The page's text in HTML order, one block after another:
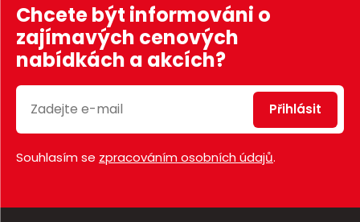
Chcete být informováni o
zajímavých cenových
nabídkách a akcích?
Přihlásit
Souhlasím se zpracováním osobních údajů.